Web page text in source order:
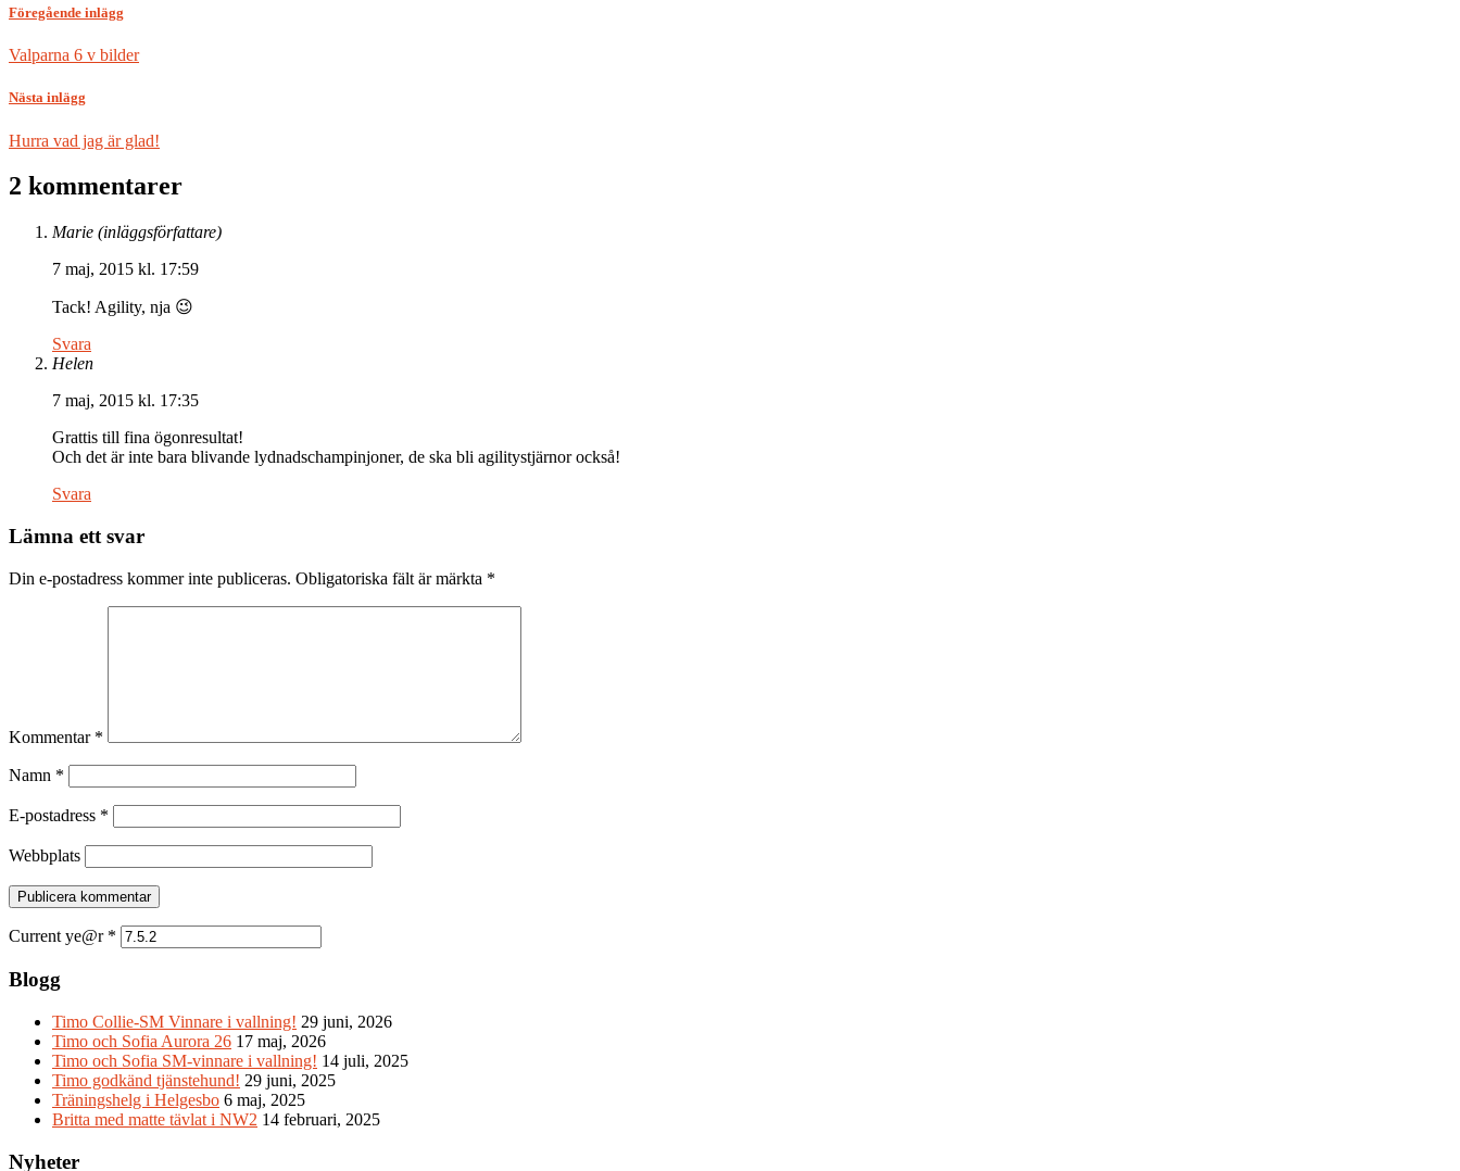
Föregående inlägg
Valparna 6 v bilder
Nästa inlägg
Hurra vad jag är glad!
2 kommentarer
Marie (inläggsförfattare)
7 maj, 2015 kl. 17:59
Tack! Agility, nja 😉
Svara
Helen
7 maj, 2015 kl. 17:35
Grattis till fina ögonresultat!
Och det är inte bara blivande lydnadschampinjoner, de ska bli agilitystjärnor också!
Svara
Lämna ett svar
Din e-postadress kommer inte publiceras. Obligatoriska fält är märkta *
Kommentar *
Namn *
E-postadress *
Webbplats
Current ye@r *
Blogg
Timo Collie-SM Vinnare i vallning! 29 juni, 2026
Timo och Sofia Aurora 26 17 maj, 2026
Timo och Sofia SM-vinnare i vallning! 14 juli, 2025
Timo godkänd tjänstehund! 29 juni, 2025
Träningshelg i Helgesbo 6 maj, 2025
Britta med matte tävlat i NW2 14 februari, 2025
Nyheter